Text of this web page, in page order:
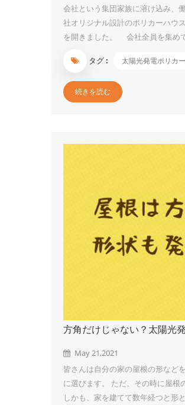
会社という集団家族に溶け込み、
社オリジナル設計のポリカーハウ
を開きました。 会社全員を集め
ケーキ、果物、ジュース、ピザ
なものは酸っぱくて甘いマンゴ
しかったですが、その青色が歯につ
タグ : 太陽光発電ポリカ
続きを読む
方角だけじゃない？太陽光
May 21,2021
皆さんは自分の家の屋根の形など
に選びます。 ただ、その時に屋根
しかも、家を建てて数年経つと形